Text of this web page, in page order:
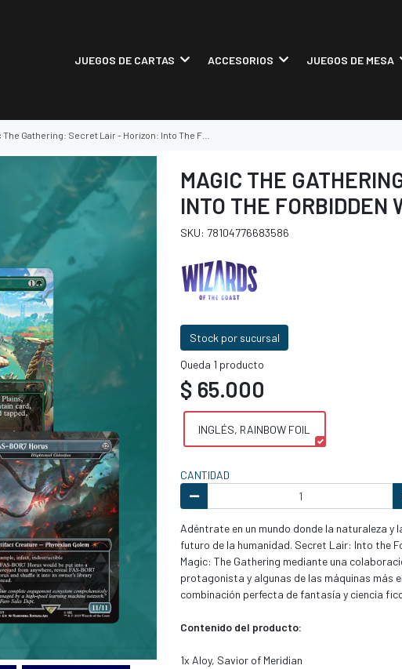
JUEGOS DE CARTAS ACCESORIOS JUEGOS DE MESA
Gathering: Secret Lair - Horizon: Into The Forbidden West
MAGIC THE
INTO THE FORBIDDEN
SKU: 78104776683586
Stock por sucursal
Queda 1 producto
$ 65.000
INGLÉS, RAINBOW FOIL
CANTIDAD
Adéntrate en un mundo donde la naturaleza y
futuro de la humanidad. Secret Lair: Into the
Magic: The Gathering mediante una
protagonista y algunas de las máquinas más
combinación perfecta de fantasía y ciencia
Contenido del producto:
1x Aloy, Savior of Meridian